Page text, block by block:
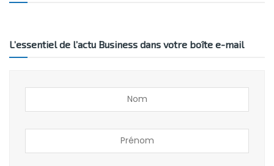
L’essentiel de l’actu Business dans votre boîte e-mail